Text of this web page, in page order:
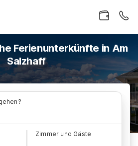
Ferienunterkünfte in Am
Salzhaff
Zimmer und Gäste